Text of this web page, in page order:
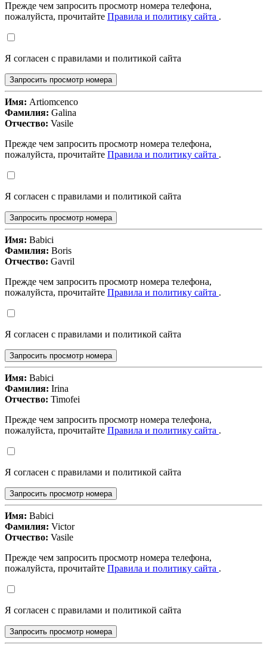
Прежде чем запросить просмотр номера телефона,
пожалуйста, прочитайте Правила и политику сайта .
Я согласен с правилами и политикой сайта
Запросить просмотр номера
Имя: Artiomcenco
Фамилия: Galina
Отчество: Vasile
Прежде чем запросить просмотр номера телефона,
пожалуйста, прочитайте Правила и политику сайта .
Я согласен с правилами и политикой сайта
Запросить просмотр номера
Имя: Babici
Фамилия: Boris
Отчество: Gavril
Прежде чем запросить просмотр номера телефона,
пожалуйста, прочитайте Правила и политику сайта .
Я согласен с правилами и политикой сайта
Запросить просмотр номера
Имя: Babici
Фамилия: Irina
Отчество: Timofei
Прежде чем запросить просмотр номера телефона,
пожалуйста, прочитайте Правила и политику сайта .
Я согласен с правилами и политикой сайта
Запросить просмотр номера
Имя: Babici
Фамилия: Victor
Отчество: Vasile
Прежде чем запросить просмотр номера телефона,
пожалуйста, прочитайте Правила и политику сайта .
Я согласен с правилами и политикой сайта
Запросить просмотр номера